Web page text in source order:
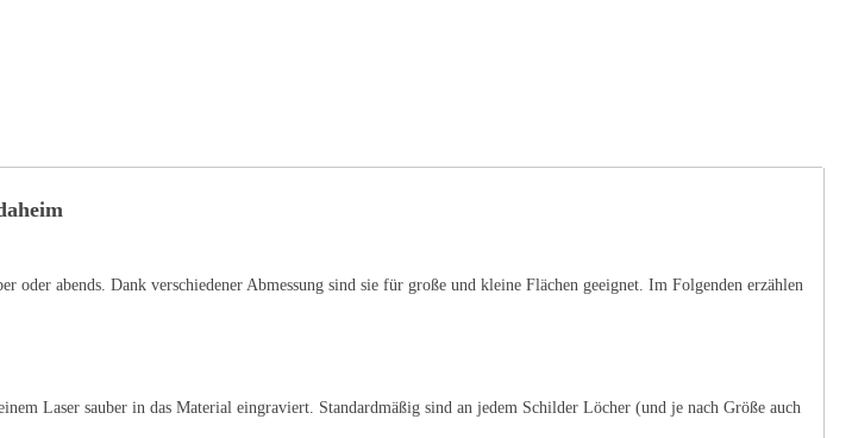
abends. Dank verschiedener Abmessung sind sie für große und kleine Flächen geeignet. Im Folgenden erzählen
Laser sauber in das Material eingraviert. Standardmäßig sind an jedem Schilder Löcher (und je nach Größe auch